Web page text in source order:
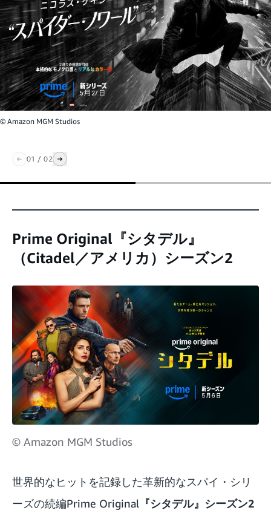
© Amazon MGM Studios
01 / 02
Prime Original『シタデル』
（Citadel／アメリカ）シーズン2
© Amazon MGM Studios
世界的なヒットを記録した革新的なスパイ・シリ
ーズの続編Prime Original 『シタデル』シーズン2